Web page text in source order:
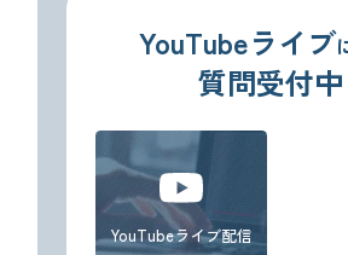
YouTubeライブ
質問受付中
YouTubeライブ配信